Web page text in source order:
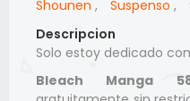
Shounen , Suspenso ,
Descripcion
Solo estoy dedicado
Bleach Manga